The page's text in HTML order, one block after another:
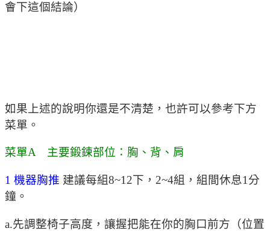
會下這個結論）
如果上述的說明你還是不清楚，也許可以參考下方
菜單。
菜單A 主要鍛鍊部位：胸、背、肩
1 機器胸推 建議每組8~12下，2~4組，組間休息1分
鐘。
a.先調整椅子高度，讓握把能在你的胸口前方（位置